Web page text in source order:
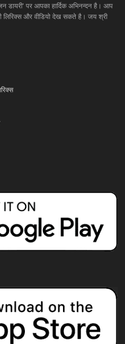
डायरी' पर आपका हार्दिक अभिनन्दन है। आप
लिरिक्स और वीडियो देख सकते है। जय श्री